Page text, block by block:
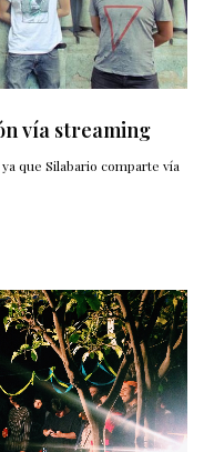
vía streaming
que Silabario comparte vía